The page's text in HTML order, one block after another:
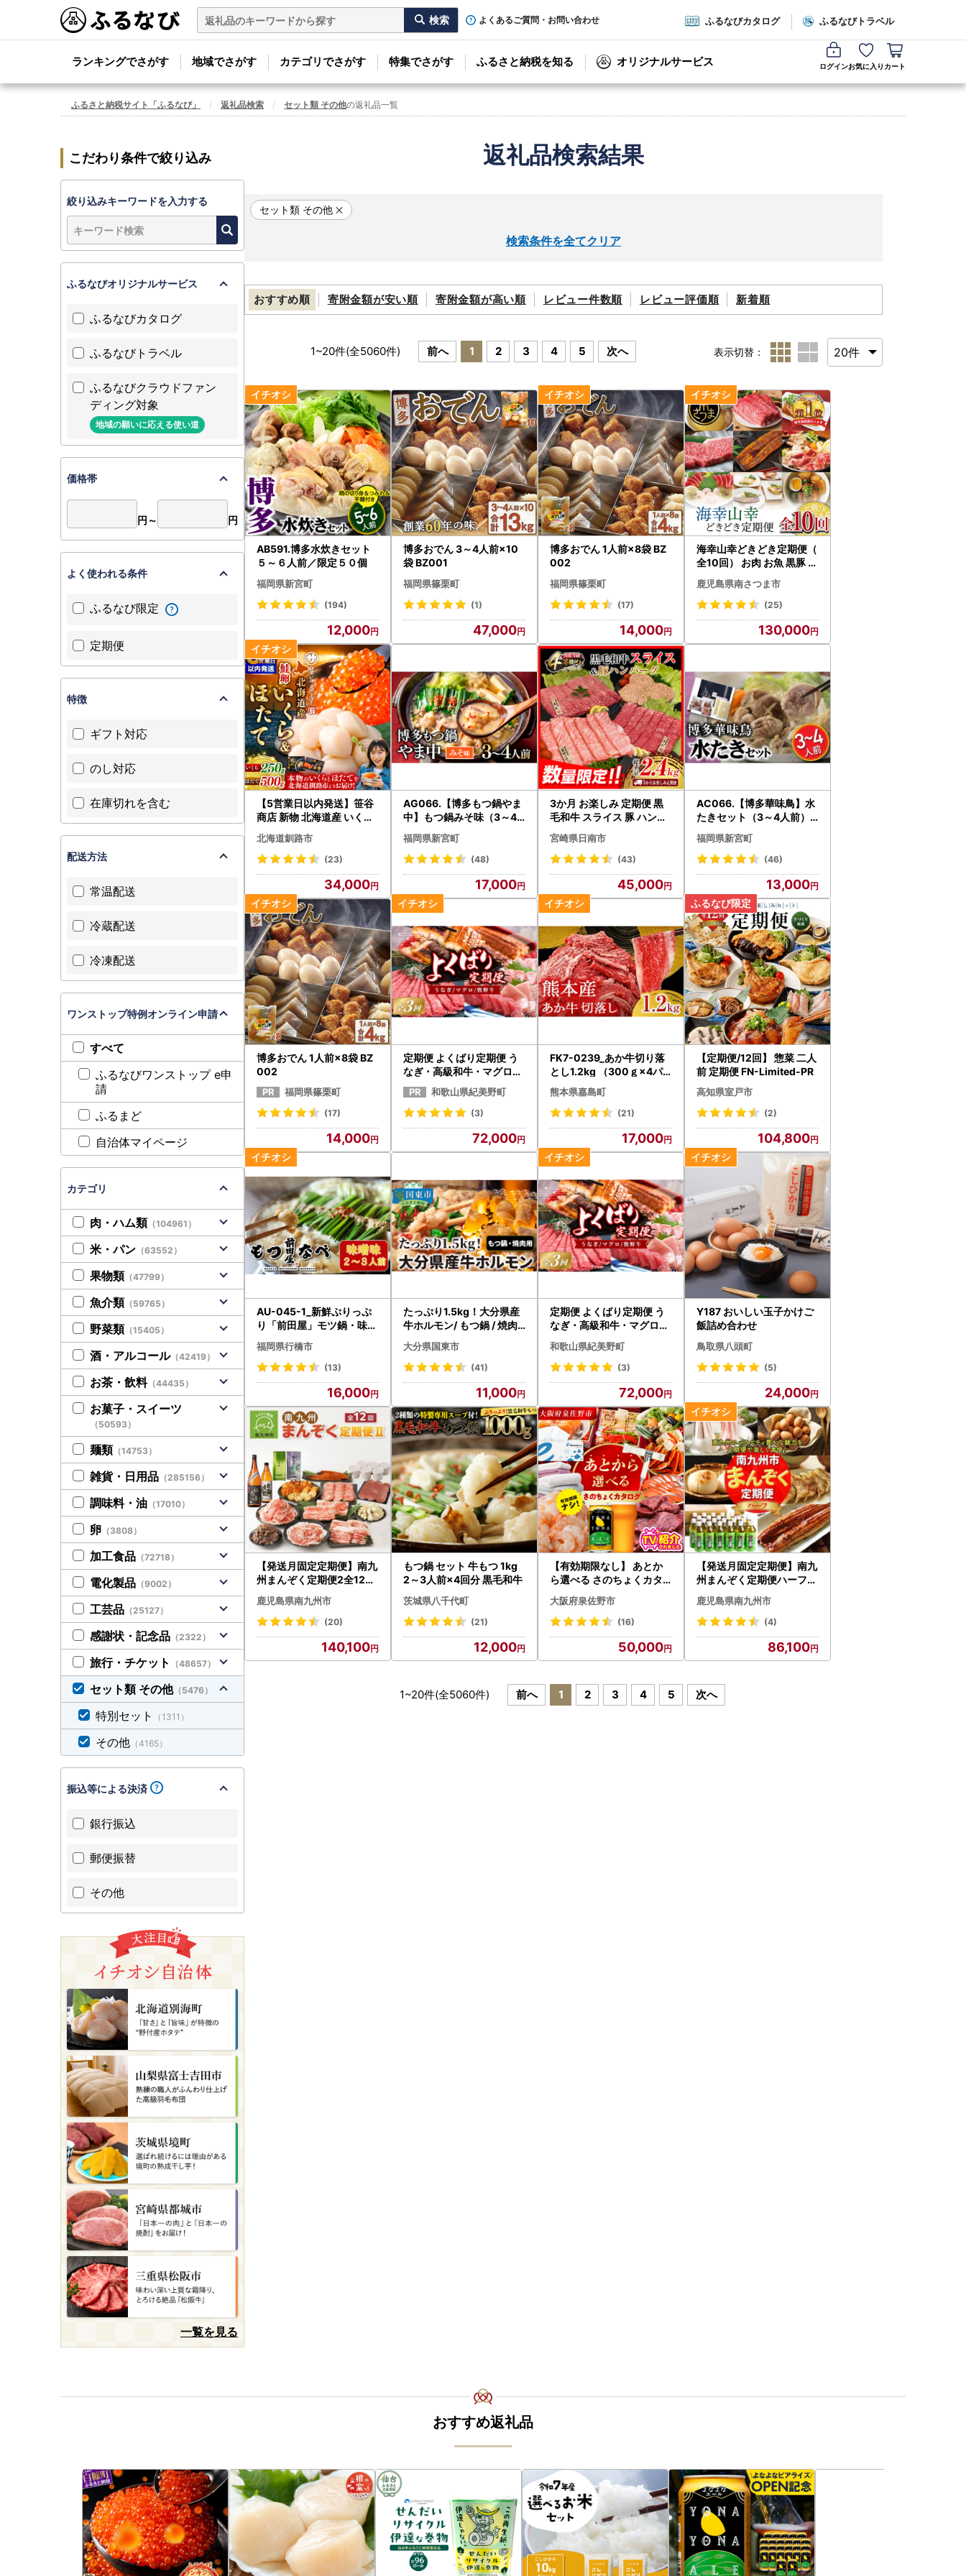
よくあるご質問・お問い合わせ ふるなびカタログ ふるなびトラベル
ランキングでさがす 地域でさがす カテゴリでさがす 特集でさがす ふるさと納税を知る オリジナルサービス ログインお気に入り カート
ふるさと納税サイト「ふるなび」 返礼品検索 セット類 その他の返礼品一覧
返礼品検索結果
セット類 その他
検索条件を全てクリア
おすすめ順 寄附金額が安い順 寄附金額が高い順 レビュー件数順 レビュー評価順 新着順
1~20件(全5060件) 前へ 1 2 3 4 5 次へ 表示切替：
AB591.博多水炊きセット
５～６人前／限定５０個
福岡県新宮町
(194)
12,000
博多おでん 3～4人前×10
袋 BZ001
福岡県篠栗町
(1)
47,000
博多おでん 1人前×8袋 BZ
002
福岡県篠栗町
(17)
14,000
海幸山幸どきどき定期便（
全10回） お肉 お魚 黒豚 す
き焼き ステーキ 角煮 鰻 マ
グロ 刺身 えび 出汁 鹿児島
南さつま市
鹿児島県南さつま市
(25)
130,000
【5営業日以内発送】笹谷
商店 新物 北海道産 いくら
醤油漬け250g＆ほたて貝
柱500g
北海道釧路市
(23)
34,000
AG066.【博多もつ鍋やま
中】もつ鍋みそ味（3～4
人前）
福岡県新宮町
(48)
17,000
3か月 お楽しみ 定期便 黒
毛和牛 スライス 豚 ハンバ
ーグ 総重量2.4kg_GE15-2
5
宮崎県日南市
(43)
45,000
AC066.【博多華味鳥】水
たきセット（3～4人前）
【水炊き】
福岡県新宮町
(46)
13,000
博多おでん 1人前×8袋 BZ
002
福岡県篠栗町
(17)
14,000
定期便 よくばり定期便 う
なぎ ･ 高級和牛 ･ マグロ【
tkb104】
和歌山県紀美野町
(3)
72,000
FK7-0239_あか牛切り落
とし1.2kg （300ｇ×4パ
ック）
熊本県嘉島町
(21)
17,000
【定期便/12回】 惣菜 二人
前 定期便 FN-Limited-PR
高知県室戸市
(2)
104,800
AU-045-1_新鮮ぷりっぷ
り「前田屋」モツ鍋・味噌
味（2～3人前）
福岡県行橋市
(13)
16,000
たっぷり1.5kg！大分県産
牛ホルモン/ もつ鍋 / 焼肉
用_1454R
大分県国東市
(41)
11,000
定期便 よくばり定期便 う
なぎ ･ 高級和牛 ･ マグロ【
tkb104】
和歌山県紀美野町
(3)
72,000
Y187 おいしい玉子かけご
飯詰め合わせ
鳥取県八頭町
(5)
24,000
【発送月固定定期便】南九
州まんぞく定期便2全12回
【配送不可地域：離島】【
4014695】
鹿児島県南九州市
(20)
140,100
もつ鍋 セット 牛もつ 1kg
2～3人前×4回分 黒毛和牛
茨城県八千代町
(21)
12,000
【有効期限なし】 あとか
ら選べる さのちょくカタ
ログ（寄附50,000円コー
ス）
大阪府泉佐野市
(16)
50,000
【発送月固定定期便】南九
州まんぞく定期便ハーフ全
6回【配送不可地域：離島
】【4014697】
鹿児島県南九州市
(4)
86,100
1~20件(全5060件) 前へ 1 2 3 4 5 次へ
こだわり条件で絞り込み
絞り込みキーワードを入力する
ふるなびオリジナルサービス
ふるなびカタログ
ふるなびトラベル
ふるなびクラウドファン
ディング対象
地域の願いに応える使い道
価格帯
円～ 円
よく使われる条件
ふるなび限定
定期便
特徴
ギフト対応
のし対応
在庫切れを含む
配送方法
常温配送
冷蔵配送
冷凍配送
ワンストップ特例オンライン申請
すべて
ふるなびワンストップ e申
請
ふるまど
自治体マイページ
カテゴリ
肉・ハム類 （104961）
米・パン （63552）
果物類 （47799）
魚介類 （59765）
野菜類 （15405）
酒・アルコール（42419）
お茶・飲料（44435）
お菓子・スイーツ
（50593）
麺類 （14753）
雑貨・日用品 （285156）
調味料・油 （17010）
卵 （3808）
加工食品 （72718）
電化製品 （9002）
工芸品 （25127）
感謝状・記念品 （2322）
旅行・チケット （48657）
セット類 その他（5476）
特別セット （1311）
その他 （4165）
振込等による決済
銀行振込
郵便振替
その他
一覧を見る
おすすめ返礼品